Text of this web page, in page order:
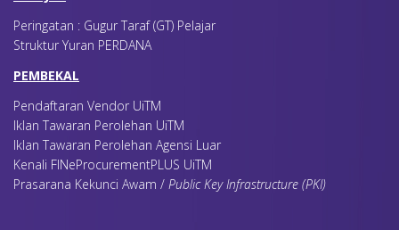
Peringatan : Gugur Taraf (GT) Pelajar
Struktur Yuran PERDANA
PEMBEKAL
Pendaftaran Vendor UiTM
Iklan Tawaran Perolehan UiTM
Iklan Tawaran Perolehan Agensi Luar
Kenali FINeProcurementPLUS UiTM
Prasarana Kekunci Awam / Public Key Infrastructure (PKI)